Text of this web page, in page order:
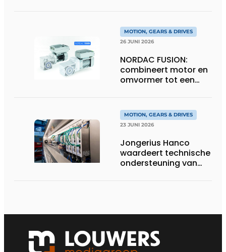
MOTION, GEARS & DRIVES
26 JUNI 2026
NORDAC FUSION:
combineert motor en
omvormer tot een
eenheid
MOTION, GEARS & DRIVES
23 JUNI 2026
Jongerius Hanco
waardeert technische
ondersteuning van